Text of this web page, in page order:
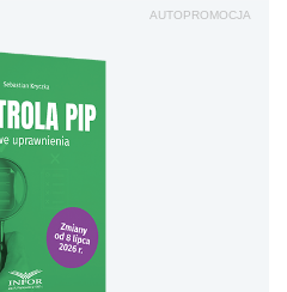
AUTOPROMOCJA